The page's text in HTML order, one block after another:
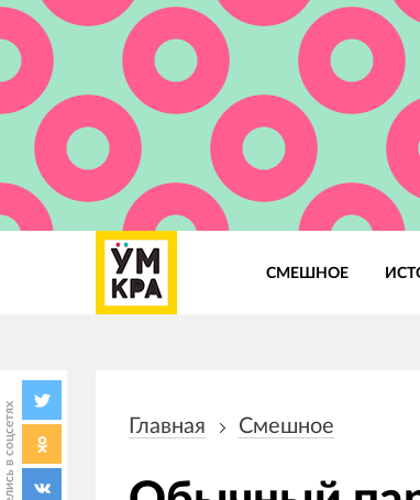
СМЕШНОЕ
Поделись в соцсетях навигации
Главная Смешное